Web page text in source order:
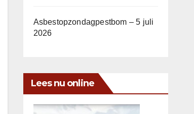
Asbestopzondagpestbom – 5 juli
2026
Lees nu online